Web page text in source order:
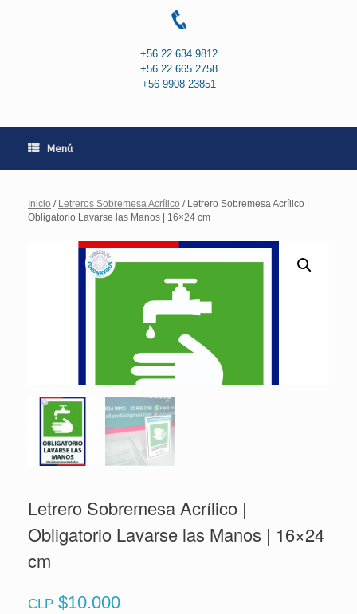
+56 22 634 9812
+56 22 665 2758
+56 9908 23851
Menú
Inicio / Letreros Sobremesa Acrílico / Letrero Sobremesa Acrílico |
Obligatorio Lavarse las Manos | 16×24 cm
Letrero Sobremesa Acrílico |
Obligatorio Lavarse las Manos | 16×24
cm
CLP $10.000